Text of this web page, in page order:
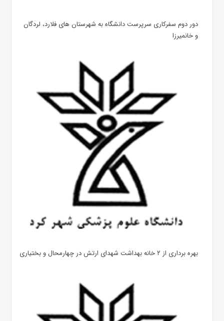
دور دوم سفرکاری سرپرست دانشگاه به شهرستان های فلارد، لردگان
و خانمیرزا
بهره ‌برداری از ۲ خانه بهداشت شهدای ارتش در چهارمحال و بختیاری